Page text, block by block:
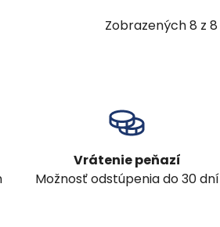
Zobrazených8 z 8
Vrátenie peňazí
Možnosť odstúpenia do 30 dní